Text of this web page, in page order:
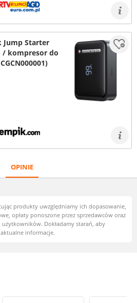
Jump Starter
/ kompresor do
OPINIE
produkty uwzględniamy ich dopasowanie,
opłaty ponoszone przez sprzedawców oraz
Dokładamy starań, aby
informacje.